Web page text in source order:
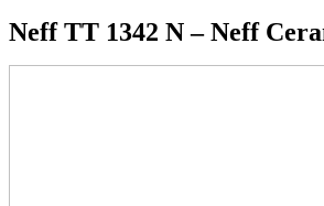
Neff TT 1342 N – Neff